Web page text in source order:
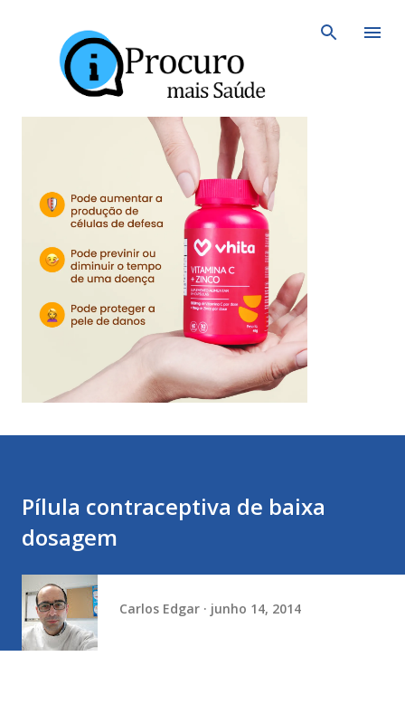
Pílula contraceptiva de baixa
dosagem
Carlos Edgar junho 14, 2014